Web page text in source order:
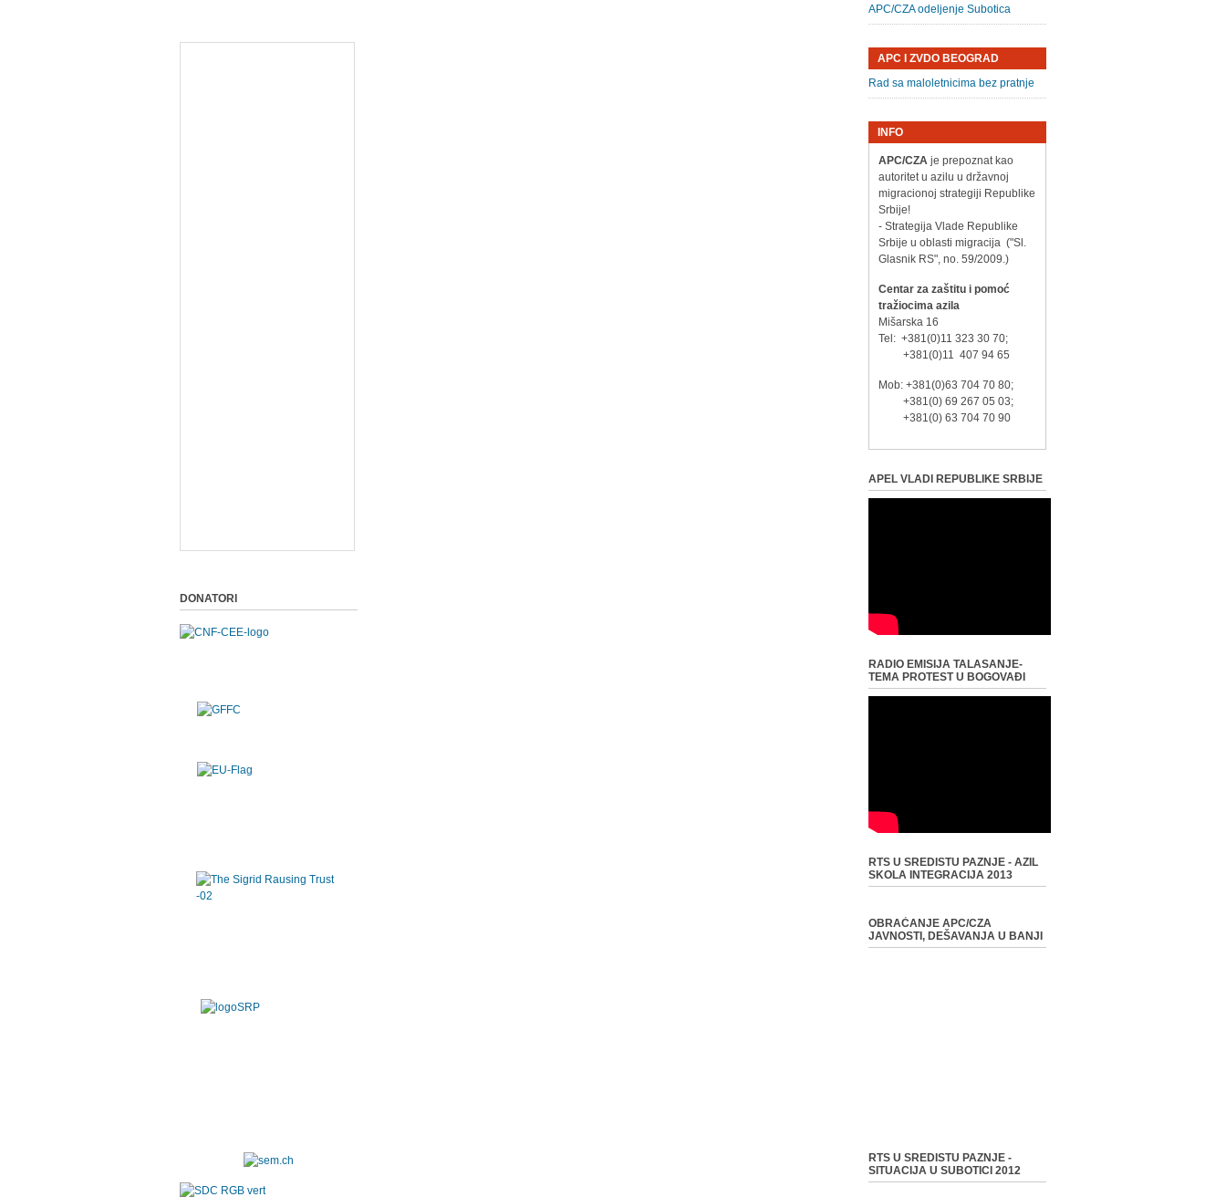
DONATORI
APC/CZA odeljenje Subotica
APC I ZVDO BEOGRAD
Rad sa maloletnicima bez pratnje
INFO
APC/CZAje prepoznat kao
autoritet u azilu u državnoj
migracionoj strategiji Republike
Srbije!
- Strategija Vlade Republike
Srbije u oblasti migracija ("Sl.
Glasnik RS", no. 59/2009.)
Centar za zaštitu i pomoć
tražiocima azila
Mišarska 16
Tel: +381(0)11 323 30 70;
+381(0)11 407 94 65
Mob: +381(0)63 704 70 80;
+381(0) 69 267 05 03;
+381(0) 63 704 70 90
APEL VLADI REPUBLIKE SRBIJE
RADIO EMISIJA TALASANJE-
TEMA PROTEST U BOGOVAĐI
RTS U SREDISTU PAZNJE - AZIL
SKOLA INTEGRACIJA 2013
OBRAĆANJE APC/CZA
JAVNOSTI, DEŠAVANJA U BANJI
RTS U SREDISTU PAZNJE -
SITUACIJA U SUBOTICI 2012